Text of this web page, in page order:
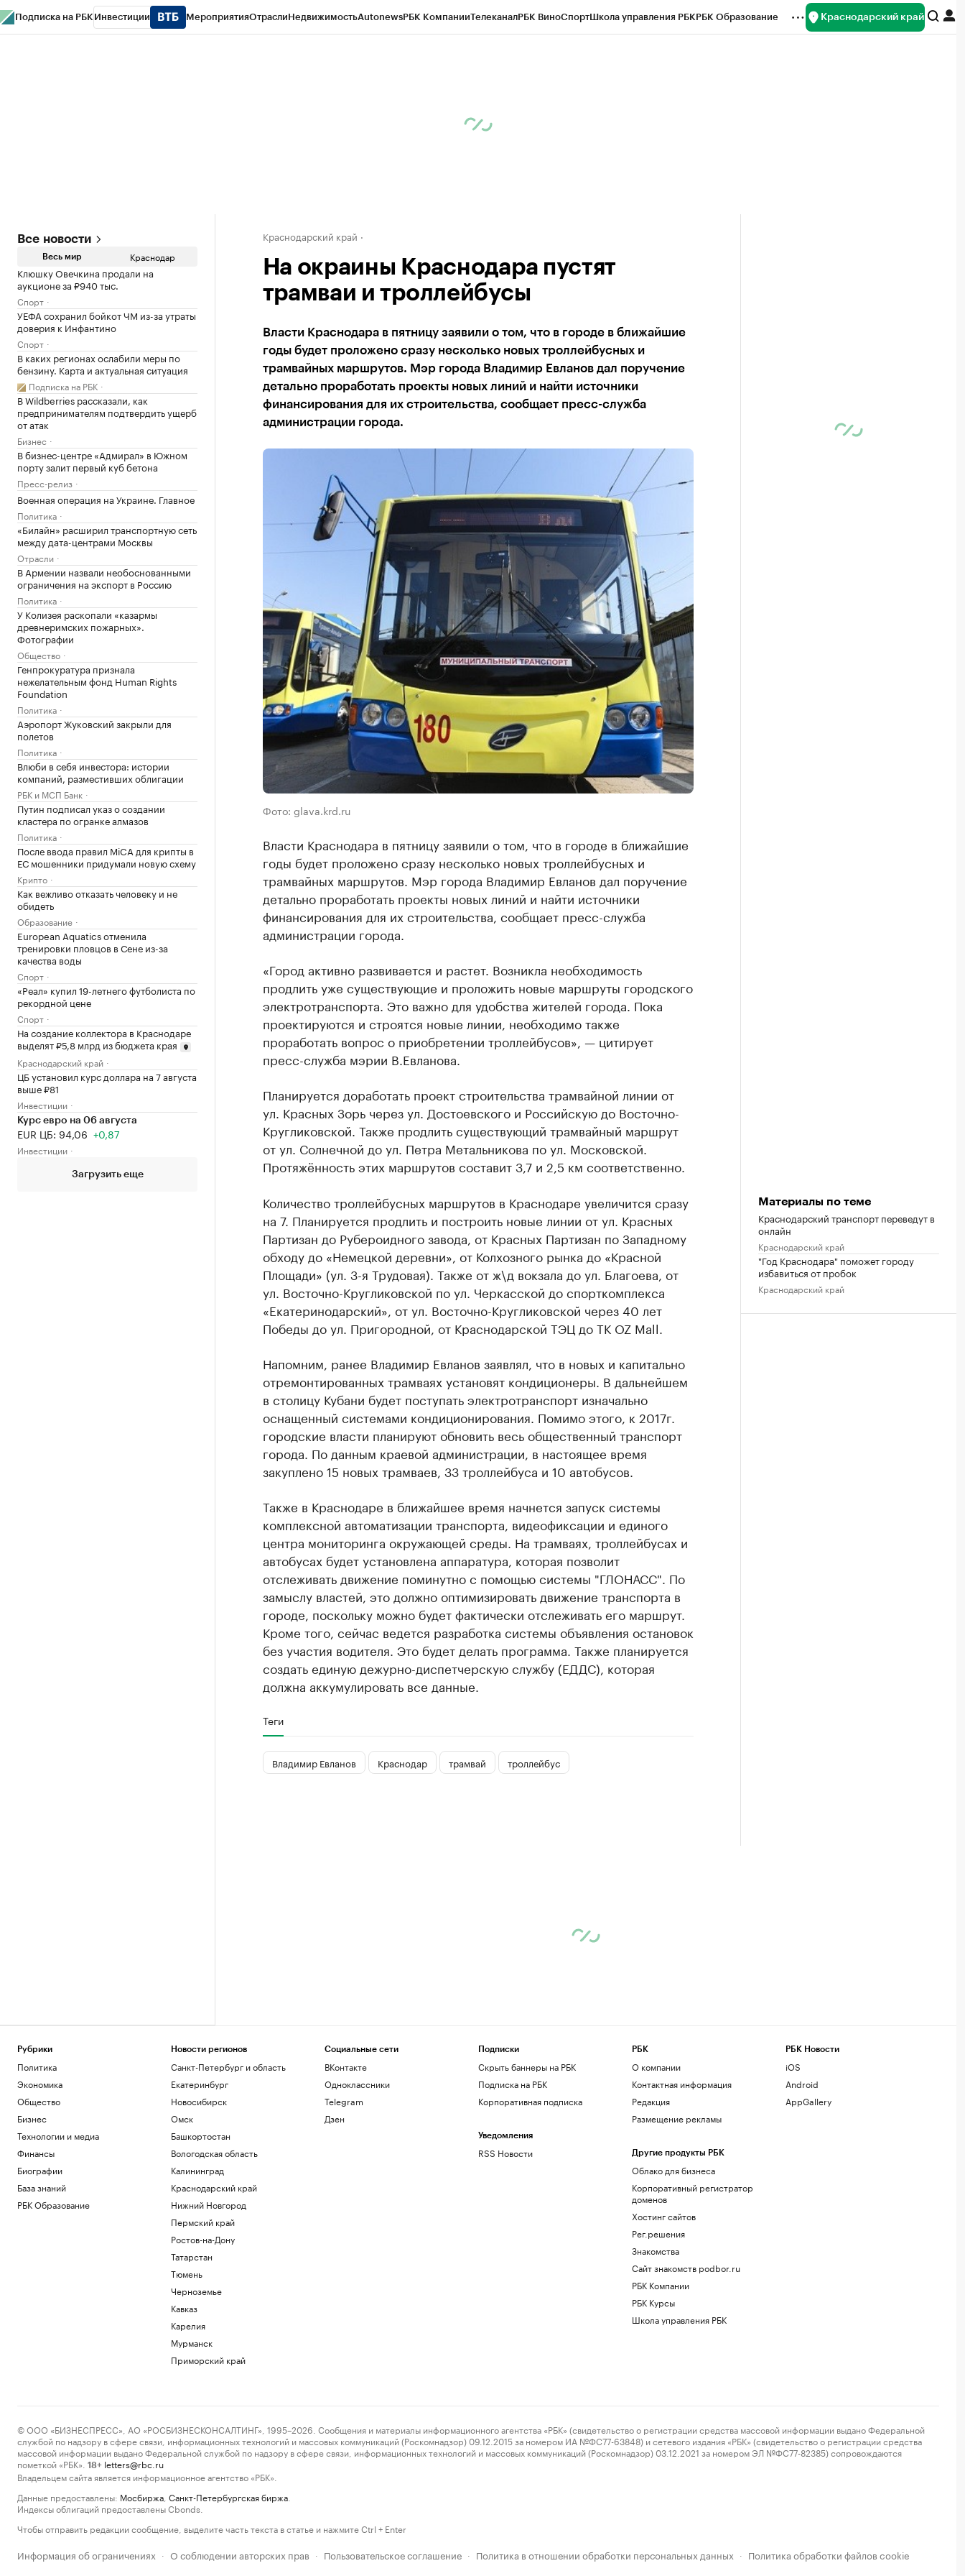
Подписка на РБК Инвестиции МероприятияОтраслиНедвижимостьAutonewsРБК КомпанииТелеканалРБК ВиноСпортШкола управления РБКРБК Образование Краснодарский край
Все новости
Весь мир Краснодар
Клюшку Овечкина продали на
аукционе за ₽940 тыс.
Спорт
УЕФА сохранил бойкот ЧМ из-за утраты
доверия к Инфантино
Спорт
В каких регионах ослабили меры по
бензину. Карта и актуальная ситуация
Подписка на РБК
В Wildberries рассказали, как
предпринимателям подтвердить ущерб
от атак
Бизнес
В бизнес-центре «Адмирал» в Южном
порту залит первый куб бетона
Пресс-релиз
Военная операция на Украине. Главное
Политика
«Билайн» расширил транспортную сеть
между дата-центрами Москвы
Отрасли
В Армении назвали необоснованными
ограничения на экспорт в Россию
Политика
У Колизея раскопали «казармы
древнеримских пожарных».
Фотографии
Общество
Генпрокуратура признала
нежелательным фонд Human Rights
Foundation
Политика
Аэропорт Жуковский закрыли для
полетов
Политика
Влюби в себя инвестора: истории
компаний, разместивших облигации
РБК и МСП Банк
Путин подписал указ о создании
кластера по огранке алмазов
Политика
После ввода правил MiCA для крипты в
ЕС мошенники придумали новую схему
Крипто
Как вежливо отказать человеку и не
обидеть
Образование
European Aquatics отменила
тренировки пловцов в Сене из-за
качества воды
Спорт
«Реал» купил 19-летнего футболиста по
рекордной цене
Спорт
На создание коллектора в Краснодаре
выделят ₽5,8 млрд из бюджета края
Краснодарский край
ЦБ установил курс доллара на 7 августа
выше ₽81
Инвестиции
Курс евро на 06 августа
EUR ЦБ: 94,06 +0,87
Инвестиции
Загрузить еще
Краснодарский край
На окраины Краснодара пустят
трамваи и троллейбусы
Власти Краснодара в пятницу заявили о том, что в городе в ближайшие
годы будет проложено сразу несколько новых троллейбусных и
трамвайных маршрутов. Мэр города Владимир Евланов дал поручение
детально проработать проекты новых линий и найти источники
финансирования для их строительства, сообщает пресс-служба
администрации города.
Фото: glava.krd.ru
Власти Краснодара в пятницу заявили о том, что в городе в ближайшие
годы будет проложено сразу несколько новых троллейбусных и
трамвайных маршрутов. Мэр города Владимир Евланов дал поручение
детально проработать проекты новых линий и найти источники
финансирования для их строительства, сообщает пресс-служба
администрации города.
«Город активно развивается и растет. Возникла необходимость
продлить уже существующие и проложить новые маршруты городского
электротранспорта. Это важно для удобства жителей города. Пока
проектируются и строятся новые линии, необходимо также
проработать вопрос о приобретении троллейбусов», — цитирует
пресс-служба мэрии В.Евланова.
Планируется доработать проект строительства трамвайной линии от
ул. Красных Зорь через ул. Достоевского и Российскую до Восточно-
Кругликовской. Также продлить существующий трамвайный маршрут
от ул. Солнечной до ул. Петра Метальникова по ул. Московской.
Протяжённость этих маршрутов составит 3,7 и 2,5 км соответственно.
Количество троллейбусных маршрутов в Краснодаре увеличится сразу
на 7. Планируется продлить и построить новые линии от ул. Красных
Партизан до Рубероидного завода, от Красных Партизан по Западному
обходу до «Немецкой деревни», от Колхозного рынка до «Красной
Площади» (ул. 3-я Трудовая). Также от ж\д вокзала до ул. Благоева, от
ул. Восточно-Кругликовской по ул. Черкасской до спорткомплекса
«Екатеринодарский», от ул. Восточно-Кругликовской через 40 лет
Победы до ул. Пригородной, от Краснодарской ТЭЦ до ТК OZ Mall.
Напомним, ранее Владимир Евланов заявлял, что в новых и капитально
отремонтированных трамваях установят кондиционеры. В дальнейшем
в столицу Кубани будет поступать электротранспорт изначально
оснащенный системами кондиционирования. Помимо этого, к 2017г.
городские власти планируют обновить весь общественный транспорт
города. По данным краевой администрации, в настоящее время
закуплено 15 новых трамваев, 33 троллейбуса и 10 автобусов.
Также в Краснодаре в ближайшее время начнется запуск системы
комплексной автоматизации транспорта, видеофиксации и единого
центра мониторинга окружающей среды. На трамваях, троллейбусах и
автобусах будет установлена аппаратура, которая позволит
отслеживать движение поминутно с помощью системы "ГЛОНАСС". По
замыслу властей, это должно оптимизировать движение транспорта в
городе, поскольку можно будет фактически отслеживать его маршрут.
Кроме того, сейчас ведется разработка системы объявления остановок
без участия водителя. Это будет делать программа. Также планируется
создать единую дежурно-диспетчерскую службу (ЕДДС), которая
должна аккумулировать все данные.
Теги
Владимир Евланов Краснодар трамвай троллейбус
Материалы по теме
Краснодарский транспорт переведут в
онлайн
Краснодарский край
"Год Краснодара" поможет городу
избавиться от пробок
Краснодарский край
Рубрики
Политика
Экономика
Общество
Бизнес
Технологии и медиа
Финансы
Биографии
База знаний
РБК Образование
Новости регионов
Санкт-Петербург и область
Екатеринбург
Новосибирск
Омск
Башкортостан
Вологодская область
Калининград
Краснодарский край
Нижний Новгород
Пермский край
Ростов-на-Дону
Татарстан
Тюмень
Черноземье
Кавказ
Карелия
Мурманск
Приморский край
Социальные сети
ВКонтакте
Одноклассники
Telegram
Дзен
Подписки
Скрыть баннеры на РБК
Подписка на РБК
Корпоративная подписка
Уведомления
RSS Новости
РБК
О компании
Контактная информация
Редакция
Размещение рекламы
Другие продукты РБК
Облако для бизнеса
Корпоративный регистратор
доменов
Хостинг сайтов
Рег.решения
Знакомства
Сайт знакомств podbor.ru
РБК Компании
РБК Курсы
Школа управления РБК
РБК Новости
iOS
Android
AppGallery
© ООО «БИЗНЕСПРЕСС», АО «РОСБИЗНЕСКОНСАЛТИНГ», 1995–2026. Сообщения и материалы информационного агентства «РБК» (свидетельство о регистрации средства массовой информации выдано Федеральной
службой по надзору в сфере связи, информационных технологий и массовых коммуникаций (Роскомнадзор) 09.12.2015 за номером ИА №ФС77-63848) и сетевого издания «РБК» (свидетельство о регистрации средства
массовой информации выдано Федеральной службой по надзору в сфере связи, информационных технологий и массовых коммуникаций (Роскомнадзор) 03.12.2021 за номером ЭЛ №ФС77-82385) сопровождаются
пометкой «РБК».
18+ letters@rbc.ru
Владельцем сайта является информационное агентство «РБК».
Данные предоставлены: Мосбиржа Санкт-Петербургская биржа
Индексы облигаций предоставлены Cbonds.
Чтобы отправить редакции сообщение, выделите часть текста в статье и нажмите Ctrl + Enter
Информация об ограничениях · О соблюдении авторских прав · Пользовательское соглашение · Политика в отношении обработки персональных данных · Политика обработки файлов cookie